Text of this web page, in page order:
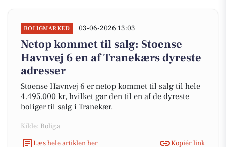
BOLIGMARKED 03-06-2026 13:03
Netop kommet til salg: Stoense
Havnvej 6 en af Tranekærs dyreste
adresser
Stoense Havnvej 6 er netop kommet til salg til hele
4.495.000 kr, hvilket gør den til en af de dyreste
boliger til salg i Tranekær.
Kilde: Boliga
Læs hele artiklen her
Kopiér link